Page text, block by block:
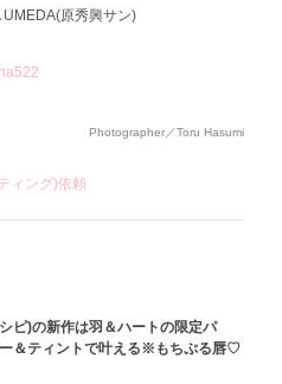
原秀興サン)
Photographer／Toru Hasumi
ィング)依頼
ピ)の新作は羽＆ハートの限定パ
＆ティントで叶える※もちぷる唇♡